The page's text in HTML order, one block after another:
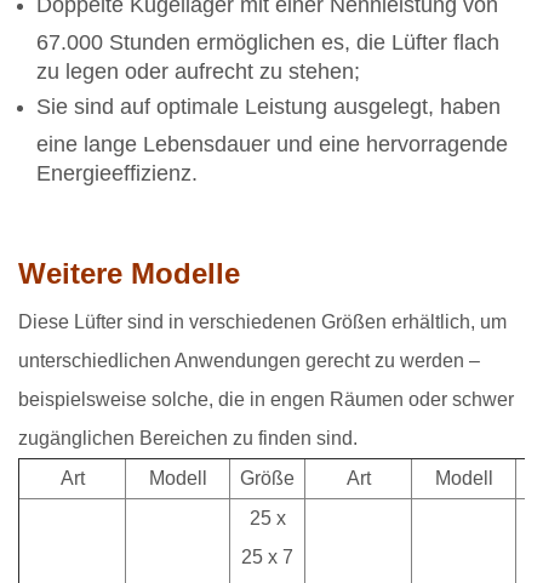
67.000 Stunden ermöglichen es, die Lüfter flach
zu legen oder aufrecht zu stehen;
Sie sind auf optimale Leistung ausgelegt, haben
eine lange Lebensdauer und eine hervorragende
Energieeffizienz.
Weitere Modelle
Diese Lüfter sind in verschiedenen Größen erhältlich, um
unterschiedlichen Anwendungen gerecht zu werden –
beispielsweise solche, die in engen Räumen oder schwer
zugänglichen Bereichen zu finden sind.
Art
Modell Größe Art Modell
25 x
25 x 7